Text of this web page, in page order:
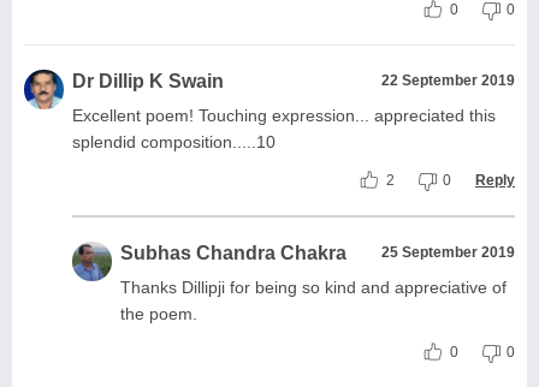
0 0
Dr Dillip K Swain 22 September 2019
Excellent poem! Touching expression... appreciated this
splendid composition.....10
2 0 Reply
Subhas Chandra Chakra 25 September 2019
Thanks Dillipji for being so kind and appreciative of
the poem.
0 0